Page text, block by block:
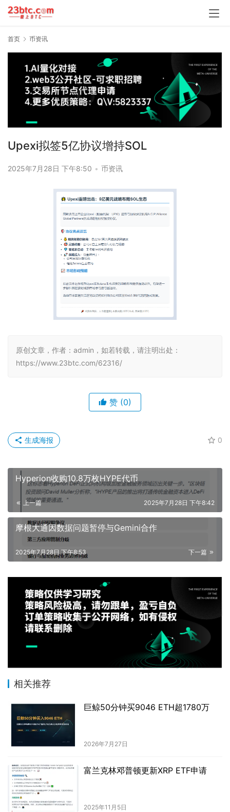
首页 币资讯
Upexi拟签5亿协议增持SOL
2025年7月28日 下午8:50 • 币资讯
原创文章，作者：admin，如若转载，请注明出处：
https://www.23btc.com/62316/
赞 (0)
0
生成海报
Hyperion收购10.8万枚HYPE代币
上一篇 2025年7月28日 下午8:42
摩根大通因数据问题暂停与Gemini合作
下一篇
2025年7月28日 下午8:53
相关推荐
巨鲸50分钟买9046 ETH超1780万
2026年7月27日
富兰克林邓普顿更新XRP ETF申请
2025年11月5日